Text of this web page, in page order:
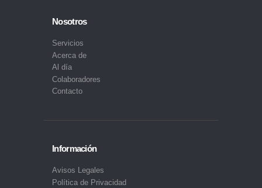
Nosotros
Servicios
Acerca de
Al día
Colaboradores
Contacto
Información
Avisos Legales
Política de Privacidad